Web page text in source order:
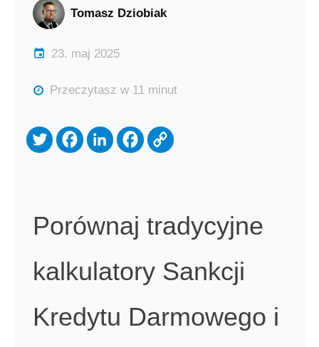
Tomasz Dziobiak
23. maj 2025
Przeczytasz w 11 minut
Porównaj tradycyjne
kalkulatory Sankcji
Kredytu Darmowego i